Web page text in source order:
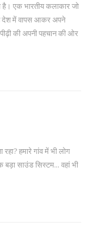
एक भारतीय कलाकार जो
देश में वापस आकर अपने
की अपनी पहचान की ओर
हमारे गांव में भी लोग
साउंड सिस्टम... वहां भी